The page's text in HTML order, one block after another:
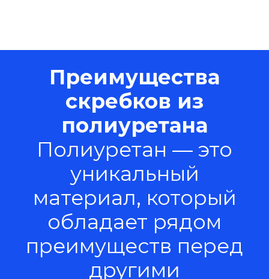
Преимущества
скребков из
полиуретана
Полиуретан — это
уникальный
материал, который
обладает рядом
преимуществ перед
другими